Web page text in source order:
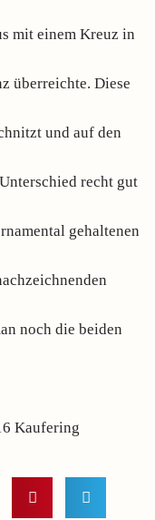
mit einem Kreuz in
überreichte. Diese
und auf den
recht gut
gehaltenen
noch die beiden
Kaufering